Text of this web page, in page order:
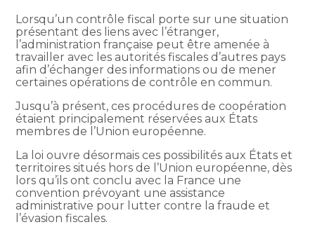
Lorsqu’un contrôle fiscal porte sur une situation
présentant des liens avec l’étranger,
l’administration française peut être amenée à
travailler avec les autorités fiscales d’autres pays
afin d’échanger des informations ou de mener
certaines opérations de contrôle en commun.
Jusqu’à présent, ces procédures de coopération
étaient principalement réservées aux États
membres de l’Union européenne.
La loi ouvre désormais ces possibilités aux États et
territoires situés hors de l’Union européenne, dès
lors qu’ils ont conclu avec la France une
convention prévoyant une assistance
administrative pour lutter contre la fraude et
l’évasion fiscales.